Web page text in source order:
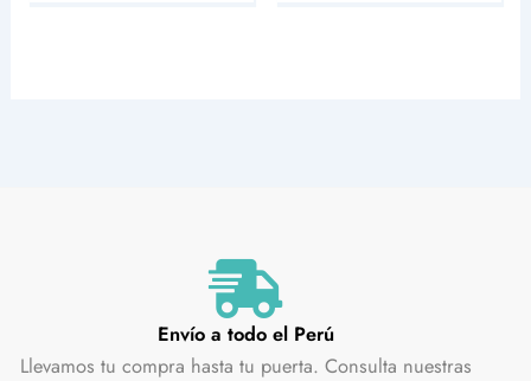
Envío a todo el Perú
Llevamos tu compra hasta tu puerta. Consulta nuestras